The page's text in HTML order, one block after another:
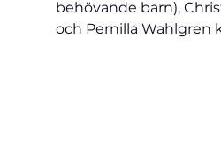
behövande barn),
och Pernilla Wahlgren